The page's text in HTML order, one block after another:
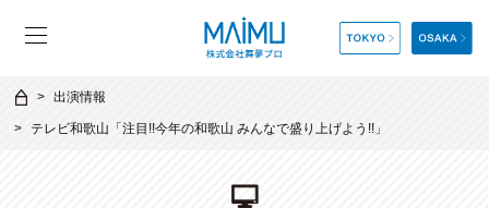
出演情報
テレビ和歌山「注目!!今年の和歌山 みんなで盛り上げよう!!」